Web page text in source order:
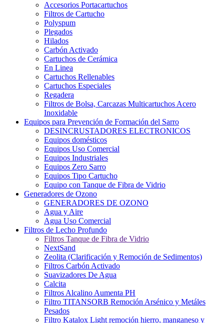
Accesorios Portacartuchos
Filtros de Cartucho
Polyspum
Plegados
Hilados
Carbón Activado
Cartuchos de Cerámica
En Linea
Cartuchos Rellenables
Cartuchos Especiales
Regadera
Filtros de Bolsa, Carcazas Multicartuchos Acero
Inoxidable
Equipos para Prevención de Formación del Sarro
DESINCRUSTADORES ELECTRONICOS
Equipos domésticos
Equipos Uso Comercial
Equipos Industriales
Equipos Zero Sarro
Equipos Tipo Cartucho
Equipo con Tanque de Fibra de Vidrio
Generadores de Ozono
GENERADORES DE OZONO
Agua y Aire
Agua Uso Comercial
Filtros de Lecho Profundo
Filtros Tanque de Fibra de Vidrio
NextSand
Zeolita (Clarificación y Remoción de Sedimentos)
Filtros Carbón Activado
Suavizadores De Agua
Calcita
Filtros Alcalino Aumenta PH
Filtro TITANSORB Remoción Arsénico y Metáles
Pesados
Filtro Katalox Light remoción hierro, manganeso y